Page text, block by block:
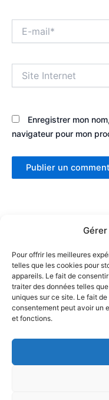
Pour offrir les meilleures
telles que les cookies pour
appareils. Le fait de
traiter des données telles
uniques sur ce site. Le fait
consentement peut avoir un
et fonctions.
mail*
Internet
Enregistrer mon
navigateur pour mon
Partenaires :
LaMaisonDuDonut
LaBelleBiere